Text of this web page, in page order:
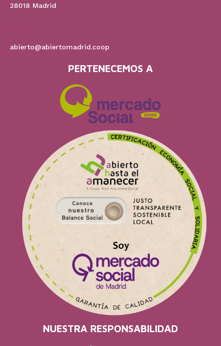
28018 Madrid
abierto@abiertomadrid.coop
PERTENECEMOS A
NUESTRA RESPONSABILIDAD